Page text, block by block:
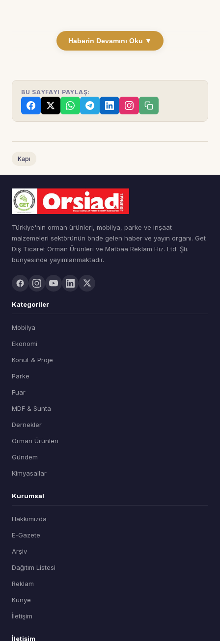
Haberin Devamını Oku ▼
BU SAYFAYI PAYLAŞ:
Kapı
Türkiye'nin orman ürünleri, mobilya, parke ve inşaat
malzemeleri sektörünün önde gelen haber ve yayın organı. Get
Dış Ticaret Orman Ürünleri ve Matbaa Reklam Hiz. Ltd. Şti.
bünyesinde yayımlanmaktadır.
Kategoriler
Mobilya
Ekonomi
Konut & Proje
Parke
Fuar
MDF & Sunta
Dernekler
Orman Ürünleri
Gündem
Kimyasallar
Kurumsal
Hakkımızda
E-Gazete
Arşiv
Dağıtım Listesi
Reklam
Künye
İletişim
İletişim